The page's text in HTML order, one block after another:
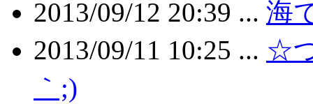
2013/09/12 20:39 ... 海
2013/09/11 10:25 ... ☆
｀;)